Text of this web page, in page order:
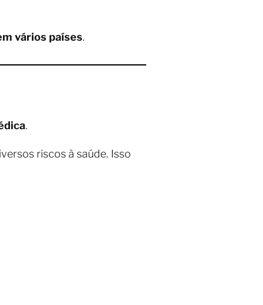
vários países.
.
riscos à saúde. Isso